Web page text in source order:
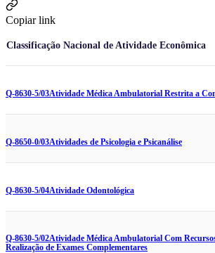
Copiar link
Classificação Nacional de Atividade Econômica
Q-8630-5/03Atividade Médica Ambulatorial Restrita a
Q-8650-0/03Atividades de Psicologia e Psicanálise
Q-8630-5/04Atividade Odontológica
Q-8630-5/02Atividade Médica Ambulatorial Com
Realização de Exames Complementares